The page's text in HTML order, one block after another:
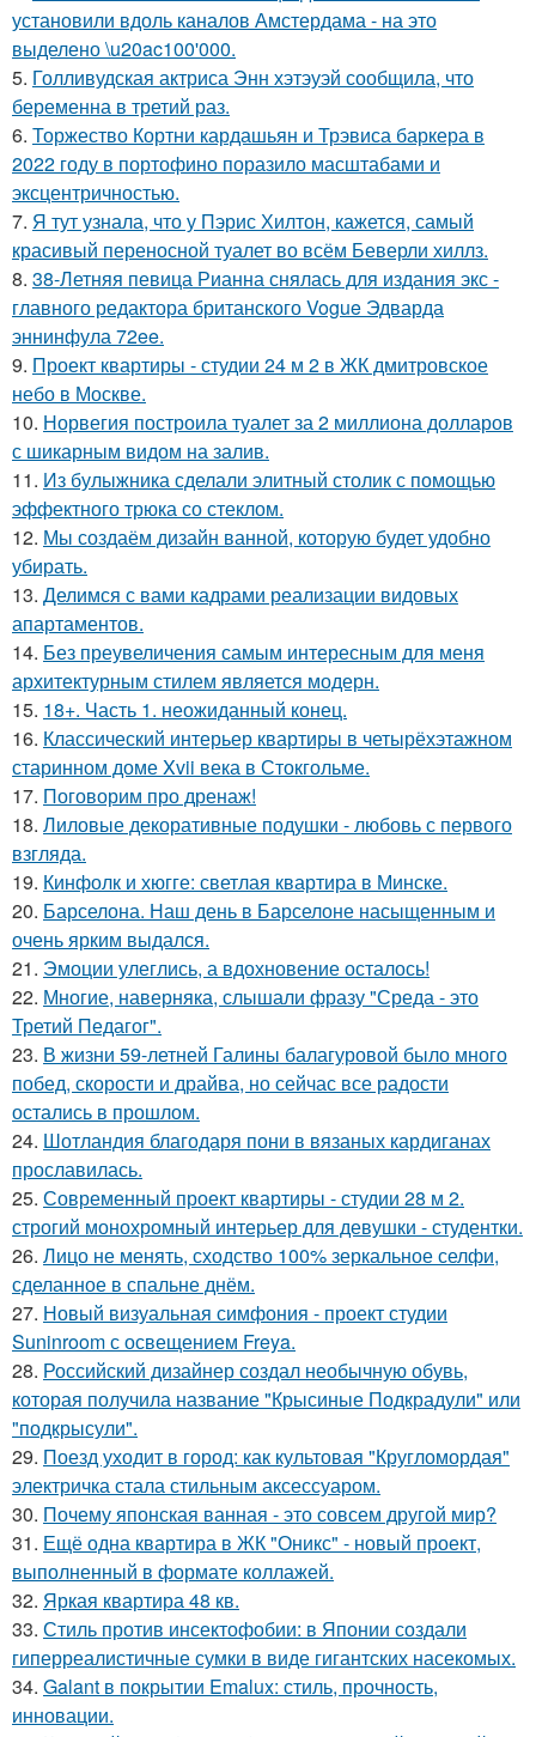
установили вдоль каналов Амстердама - на это
выделено \u20ac100'000.
5. Голливудская актриса Энн хэтэуэй сообщила, что
беременна в третий раз.
6. Торжество Кортни кардашьян и Трэвиса баркера в
2022 году в портофино поразило масштабами и
эксцентричностью.
7. Я тут узнала, что у Пэрис Хилтон, кажется, самый
красивый переносной туалет во всём Беверли хиллз.
8. 38-Летняя певица Рианна снялась для издания экс -
главного редактора британского Vogue Эдварда
эннинфула 72ee.
9. Проект квартиры - студии 24 м 2 в ЖК дмитровское
небо в Москве.
10. Норвегия построила туалет за 2 миллиона долларов
с шикарным видом на залив.
11. Из булыжника сделали элитный столик с помощью
эффектного трюка со стеклом.
12. Мы создаём дизайн ванной, которую будет удобно
убирать.
13. Делимся с вами кадрами реализации видовых
апартаментов.
14. Без преувеличения самым интересным для меня
архитектурным стилем является модерн.
15. 18+. Часть 1. неожиданный конец.
16. Классический интерьер квартиры в четырёхэтажном
старинном доме Xvii века в Стокгольме.
17. Поговорим про дренаж!
18. Лиловые декоративные подушки - любовь с первого
взгляда.
19. Кинфолк и хюгге: светлая квартира в Минске.
20. Барселона. Наш день в Барселоне насыщенным и
очень ярким выдался.
21. Эмоции улеглись, а вдохновение осталось!
22. Многие, наверняка, слышали фразу "Среда - это
Третий Педагог".
23. В жизни 59-летней Галины балагуровой было много
побед, скорости и драйва, но сейчас все радости
остались в прошлом.
24. Шотландия благодаря пони в вязаных кардиганах
прославилась.
25. Современный проект квартиры - студии 28 м 2.
строгий монохромный интерьер для девушки - студентки.
26. Лицо не менять, сходство 100% зеркальное селфи,
сделанное в спальне днём.
27. Новый визуальная симфония - проект студии
Suninroom с освещением Freya.
28. Российский дизайнер создал необычную обувь,
которая получила название "Крысиные Подкрадули" или
"подкрысули".
29. Поезд уходит в город: как культовая "Кругломордая"
электричка стала стильным аксессуаром.
30. Почему японская ванная - это совсем другой мир?
31. Ещё одна квартира в ЖК "Оникс" - новый проект,
выполненный в формате коллажей.
32. Яркая квартира 48 кв.
33. Стиль против инсектофобии: в Японии создали
гиперреалистичные сумки в виде гигантских насекомых.
34. Galant в покрытии Emalux: стиль, прочность,
инновации.